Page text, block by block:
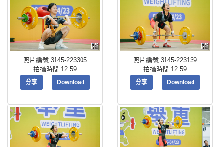
照片編號:3145-223305
拍攝時間:12:59
分享 Download
照片編號:3145-223139
拍攝時間:12:59
分享 Download